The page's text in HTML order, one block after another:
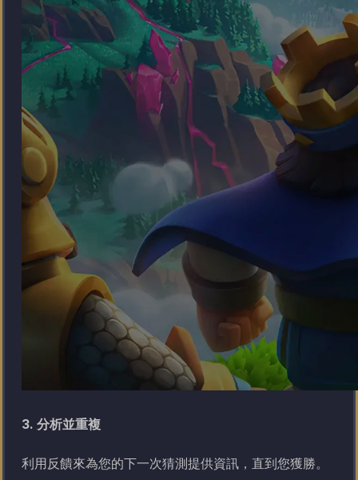
3. 分析並重複
利用反饋來為您的下一次猜測提供資訊，直到您獲勝。